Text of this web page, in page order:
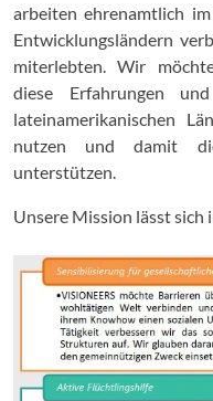
arbeiten ehrenamtlich
Entwicklungsländern
miterlebten. Wir
diese Erfahrungen
lateinamerikanischen
nutzen und damit
unterstützen.
Unsere Mission lässt sich